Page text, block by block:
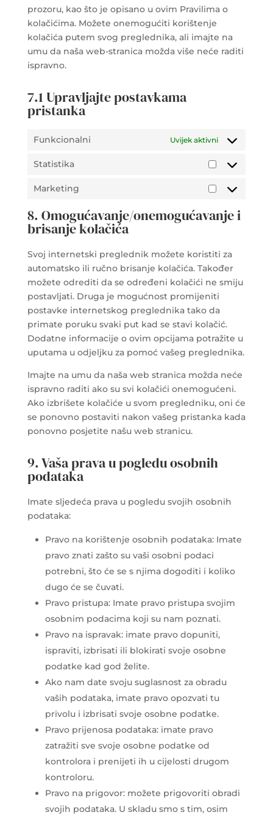
prozoru, kao što je opisano u ovim Pravilima o
kolačićima. Možete onemogućiti korištenje
kolačića putem svog preglednika, ali imajte na
umu da naša web-stranica možda više neće raditi
ispravno.
7.1 Upravljajte postavkama
pristanka
Funkcionalni Uvijek aktivni
Statistika
Statistika
Marketing
Marketing
8. Omogućavanje/onemogućavanje i
brisanje kolačića
Svoj internetski preglednik možete koristiti za
automatsko ili ručno brisanje kolačića. Također
možete odrediti da se određeni kolačići ne smiju
postavljati. Druga je mogućnost promijeniti
postavke internetskog preglednika tako da
primate poruku svaki put kad se stavi kolačić.
Dodatne informacije o ovim opcijama potražite u
uputama u odjeljku za pomoć vašeg preglednika.
Imajte na umu da naša web stranica možda neće
ispravno raditi ako su svi kolačići onemogućeni.
Ako izbrišete kolačiće u svom pregledniku, oni će
se ponovno postaviti nakon vašeg pristanka kada
ponovno posjetite našu web stranicu.
9. Vaša prava u pogledu osobnih
podataka
Imate sljedeća prava u pogledu svojih osobnih
podataka:
Pravo na korištenje osobnih podataka: Imate
pravo znati zašto su vaši osobni podaci
potrebni, što će se s njima dogoditi i koliko
dugo će se čuvati.
Pravo pristupa: Imate pravo pristupa svojim
osobnim podacima koji su nam poznati.
Pravo na ispravak: imate pravo dopuniti,
ispraviti, izbrisati ili blokirati svoje osobne
podatke kad god želite.
Ako nam date svoju suglasnost za obradu
vaših podataka, imate pravo opozvati tu
privolu i izbrisati svoje osobne podatke.
Pravo prijenosa podataka: imate pravo
zatražiti sve svoje osobne podatke od
kontrolora i prenijeti ih u cijelosti drugom
kontroloru.
Pravo na prigovor: možete prigovoriti obradi
svojih podataka. U skladu smo s tim, osim